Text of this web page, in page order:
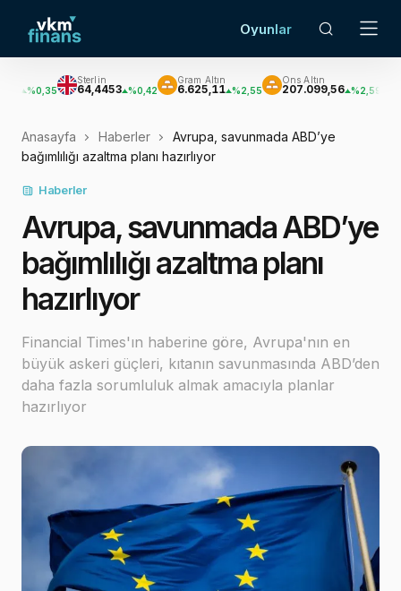
Oyunlar
Sterlin
64,4453 %0,42
Gram Altın
6.625,11 %2,55
Ons Altın
207.099,56 %2,59
Anasayfa Haberler
Avrupa, savunmada ABD’ye
bağımlılığı azaltma planı hazırlıyor
Haberler
Avrupa, savunmada ABD’ye
bağımlılığı azaltma planı
hazırlıyor
Financial Times'ın haberine göre, Avrupa'nın en
büyük askeri güçleri, kıtanın savunmasında ABD’den
daha fazla sorumluluk almak amacıyla planlar
hazırlıyor